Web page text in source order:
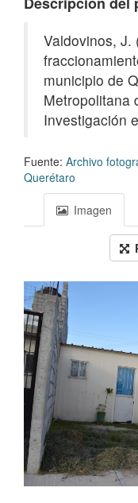
Valdovinos, J.
municipio de
Metropolitana
Investigación
Fuente: Archivo
Querétaro
Imagen